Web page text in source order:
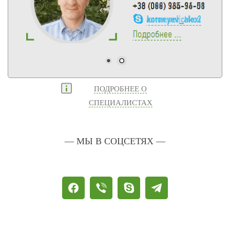
ПОДРОБНЕЕ О
СПЕЦИАЛИСТАХ
— МЫ В СОЦСЕТЯХ —